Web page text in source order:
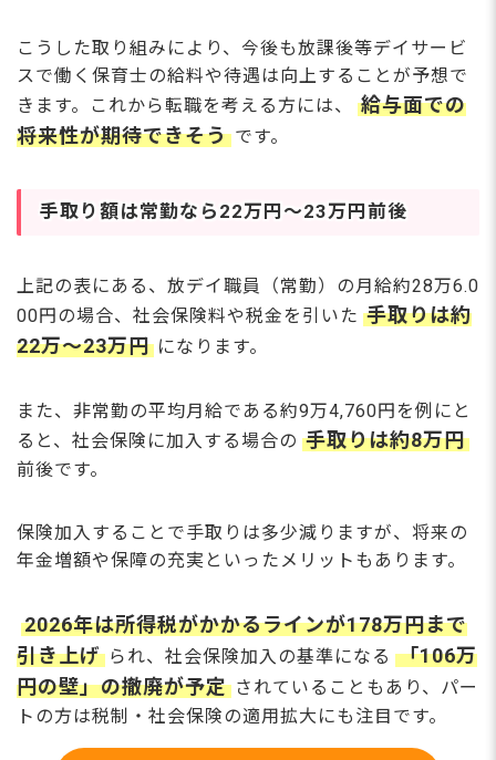
こうした取り組みにより、今後も放課後等デイサービ
スで働く保育士の給料や待遇は向上することが予想で
きます。これから転職を考える方には、
給与面での
将来性が期待できそう です。
手取り額は常勤なら22万円～23万円前後
上記の表にある、放デイ職員（常勤）の月給約28万6.0
00円の場合、社会保険料や税金を引いた 手取りは約
22万〜23万円 になります。
また、非常勤の平均月給である約9万4,760円を例にと
ると、社会保険に加入する場合の 手取りは約8万円
前後です。
保険加入することで手取りは多少減りますが、将来の
年金増額や保障の充実といったメリットもあります。
2026年は所得税がかかるラインが178万円まで
引き上げ られ、社会保険加入の基準になる 「106万
円の壁」の撤廃が予定 されていることもあり、パー
トの方は税制・社会保険の適用拡大にも注目です。